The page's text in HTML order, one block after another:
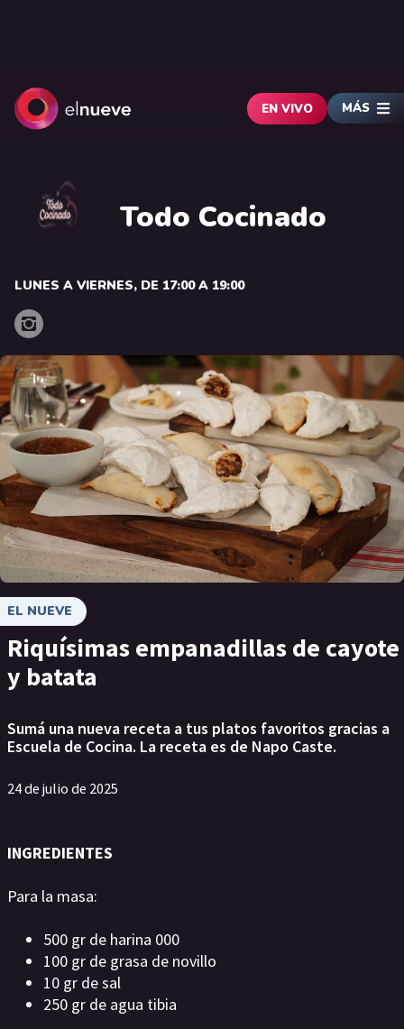
EN VIVO MÁS
Todo Cocinado
LUNES A VIERNES, DE 17:00 A 19:00
EL NUEVE
Riquísimas empanadillas de cayote
y batata
Sumá una nueva receta a tus platos favoritos gracias a
Escuela de Cocina. La receta es de Napo Caste.
24 de julio de 2025
INGREDIENTES
Para la masa:
500 gr de harina 000
100 gr de grasa de novillo
10 gr de sal
250 gr de agua tibia